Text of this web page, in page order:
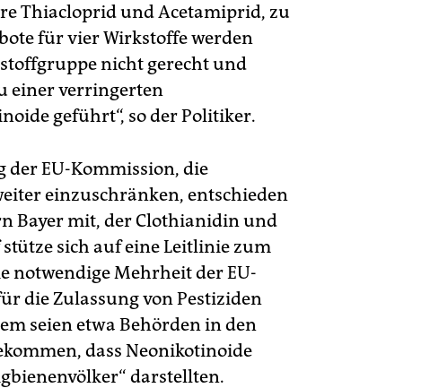
Thiacloprid und Acetamiprid, zu
für vier Wirkstoffe werden
nicht gerecht und
einer verringerten
geführt“, so der Politiker.
der EU-Kommission, die
einzuschränken, entschieden
Bayer mit, der Clothianidin und
sich auf eine Leitlinie zum
notwendige Mehrheit der EU-
die Zulassung von Pestiziden
seien etwa Behörden in den
dass Neonikotinoide
darstellten.